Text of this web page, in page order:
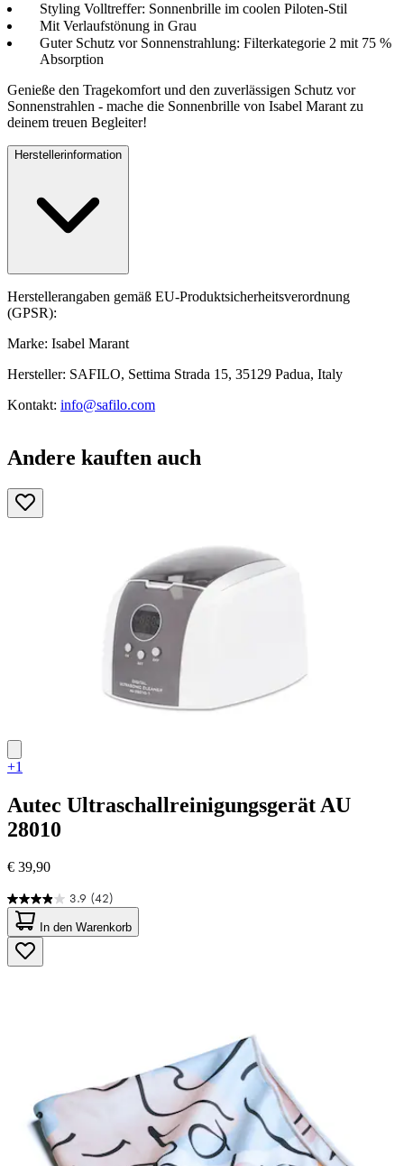
Styling Volltreffer: Sonnenbrille im coolen Piloten-Stil
Mit Verlaufstönung in Grau
Guter Schutz vor Sonnenstrahlung: Filterkategorie 2 mit 75 %
Absorption
Genieße den Tragekomfort und den zuverlässigen Schutz vor
Sonnenstrahlen - mache die Sonnenbrille von Isabel Marant zu
deinem treuen Begleiter!
Herstellerinformation
Herstellerangaben gemäß EU-Produktsicherheitsverordnung
(GPSR):
Marke: Isabel Marant
Hersteller: SAFILO, Settima Strada 15, 35129 Padua, Italy
Kontakt: info@safilo.com
Andere kauften auch
+1
Autec Ultraschallreinigungsgerät AU
28010
€ 39,90
3.9 (42)
3.9
von
5
Sternen.
42
In den Warenkorb